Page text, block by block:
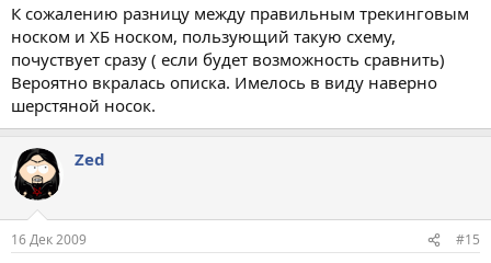
К сожалению разницу между правильным трекинговым
носком и ХБ носком, пользующий такую схему,
почуствует сразу ( если будет возможность сравнить)
Вероятно вкралась описка. Имелось в виду наверно
шерстяной носок.
Zed
16 Дек 2009 #15